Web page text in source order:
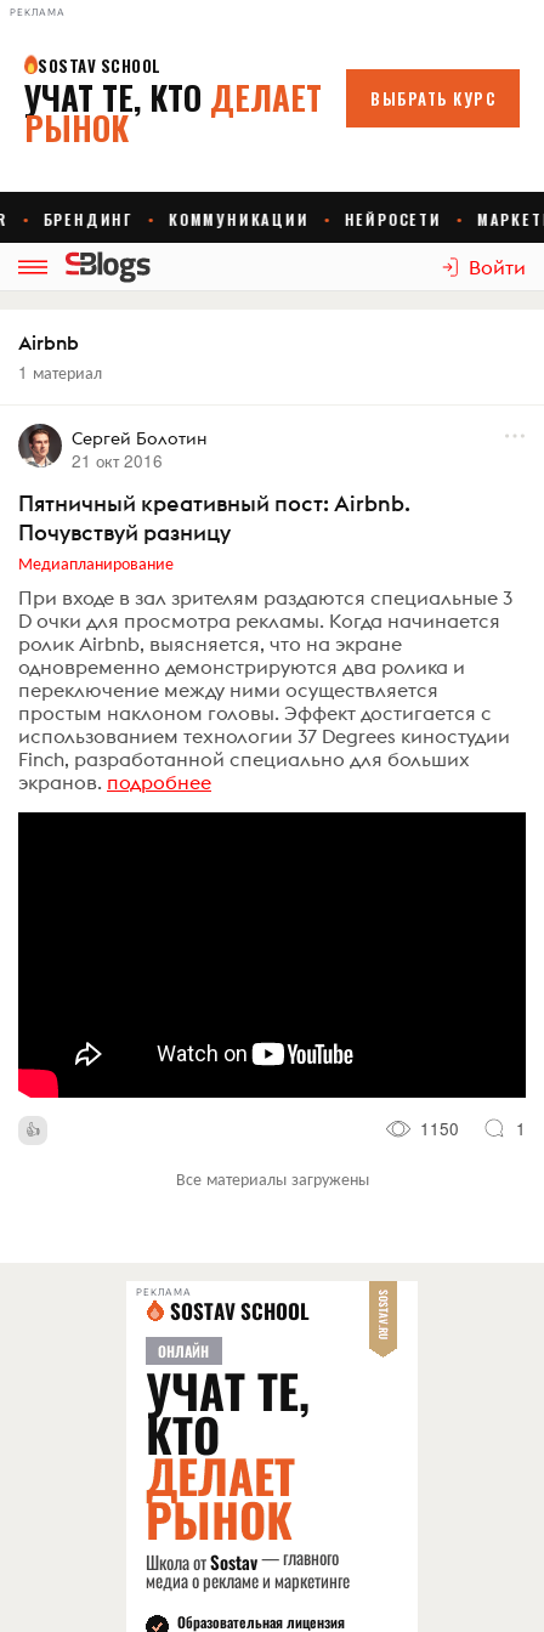
РЕКЛАМА
Войти
Airbnb
1 материал
Сергей Болотин
21 окт 2016
Пятничный креативный пост: Airbnb.
Почувствуй разницу
Медиапланирование
При входе в зал зрителям раздаются специальные 3
D очки для просмотра рекламы. Когда начинается
ролик Airbnb, выясняется, что на экране
одновременно демонстрируются два ролика и
переключение между ними осуществляется
простым наклоном головы. Эффект достигается с
использованием технологии 37 Degrees киностудии
Finch, разработанной специально для больших
экранов. подробнее
1150 1
Все материалы загружены
РЕКЛАМА